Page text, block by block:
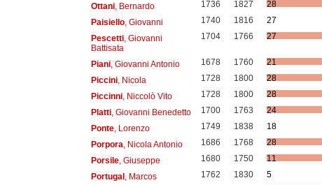
Ottani, Bernardo 1736 1827
28
Paisiello, Giovanni 1740 1816
27
Pescetti, Giovanni
Battisata
1704 1766 27
Piani, Giovanni Antonio 1678 1760
21
Piccini, Nicola 1728 1800
28
Piccinni, Niccolò Vito 1728 1800
28
Platti, Giovanni Benedetto 1700 1763
24
Ponte, Lorenzo 1749 1838
18
Porpora , Nicola Antonio 1686 1768
28
Porsile, Giuseppe 1680 1750
11
Portugal, Marcos 1762 1830
5